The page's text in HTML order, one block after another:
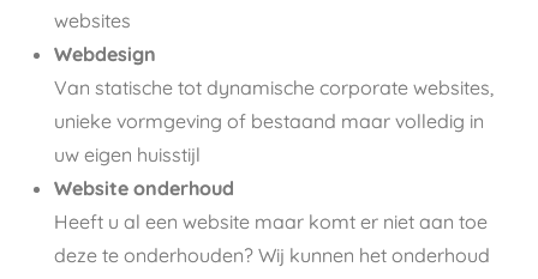
websites
Webdesign
Van statische tot dynamische corporate websites,
unieke vormgeving of bestaand maar volledig in
uw eigen huisstijl
Website onderhoud
Heeft u al een website maar komt er niet aan toe
deze te onderhouden? Wij kunnen het onderhoud